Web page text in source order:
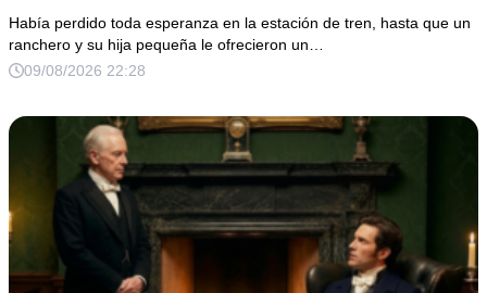
un nuevo comienzo.
Había perdido toda esperanza en la estación de tren, hasta que un
ranchero y su hija pequeña le ofrecieron un…
09/08/2026 22:28